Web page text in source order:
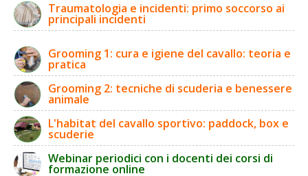
Traumatologia e incidenti: primo soccorso ai
principali incidenti
Grooming 1: cura e igiene del cavallo: teoria e
pratica
Grooming 2: tecniche di scuderia e benessere
animale
L'habitat del cavallo sportivo: paddock, box e
scuderie
Webinar periodici con i docenti dei corsi di
formazione online